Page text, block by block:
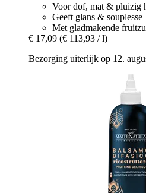
Voor dof, mat & pluizig
Geeft glans & souplesse
Met gladmakende
€ 17,09 (€ 113,93 / l)
Bezorging uiterlijk op 12.